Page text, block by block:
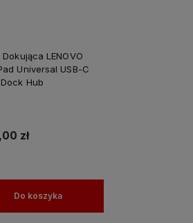
LENOVO
Universal USB-C
Hub
zł
Do koszyka